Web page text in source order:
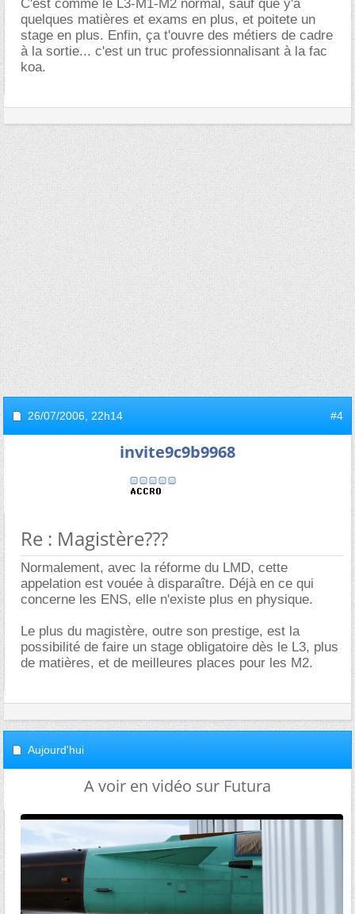
C'est comme le L3-M1-M2 normal, sauf que y'a
quelques matières et exams en plus, et poitete un
stage en plus. Enfin, ça t'ouvre des métiers de cadre
à la sortie... c'est un truc professionnalisant à la fac
koa.
26/07/2006, 22h14 #4
invite9c9b9968
Re : Magistère???
Normalement, avec la réforme du LMD, cette
appelation est vouée à disparaître. Déjà en ce qui
concerne les ENS, elle n'existe plus en physique.
Le plus du magistère, outre son prestige, est la
possibilité de faire un stage obligatoire dès le L3, plus
de matières, et de meilleures places pour les M2.
Aujourd'hui
A voir en vidéo sur Futura